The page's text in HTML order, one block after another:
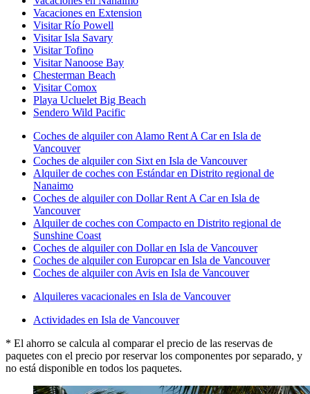
Vacaciones en Extension
Visitar Río Powell
Visitar Isla Savary
Visitar Tofino
Visitar Nanoose Bay
Chesterman Beach
Visitar Comox
Playa Ucluelet Big Beach
Sendero Wild Pacific
Coches de alquiler con Alamo Rent A Car en Isla de
Vancouver
Coches de alquiler con Sixt en Isla de Vancouver
Alquiler de coches con Estándar en Distrito regional de
Nanaimo
Coches de alquiler con Dollar Rent A Car en Isla de
Vancouver
Alquiler de coches con Compacto en Distrito regional de
Sunshine Coast
Coches de alquiler con Dollar en Isla de Vancouver
Coches de alquiler con Europcar en Isla de Vancouver
Coches de alquiler con Avis en Isla de Vancouver
Alquileres vacacionales en Isla de Vancouver
Actividades en Isla de Vancouver
* El ahorro se calcula al comparar el precio de las reservas de
paquetes con el precio por reservar los componentes por separado, y
no está disponible en todos los paquetes.